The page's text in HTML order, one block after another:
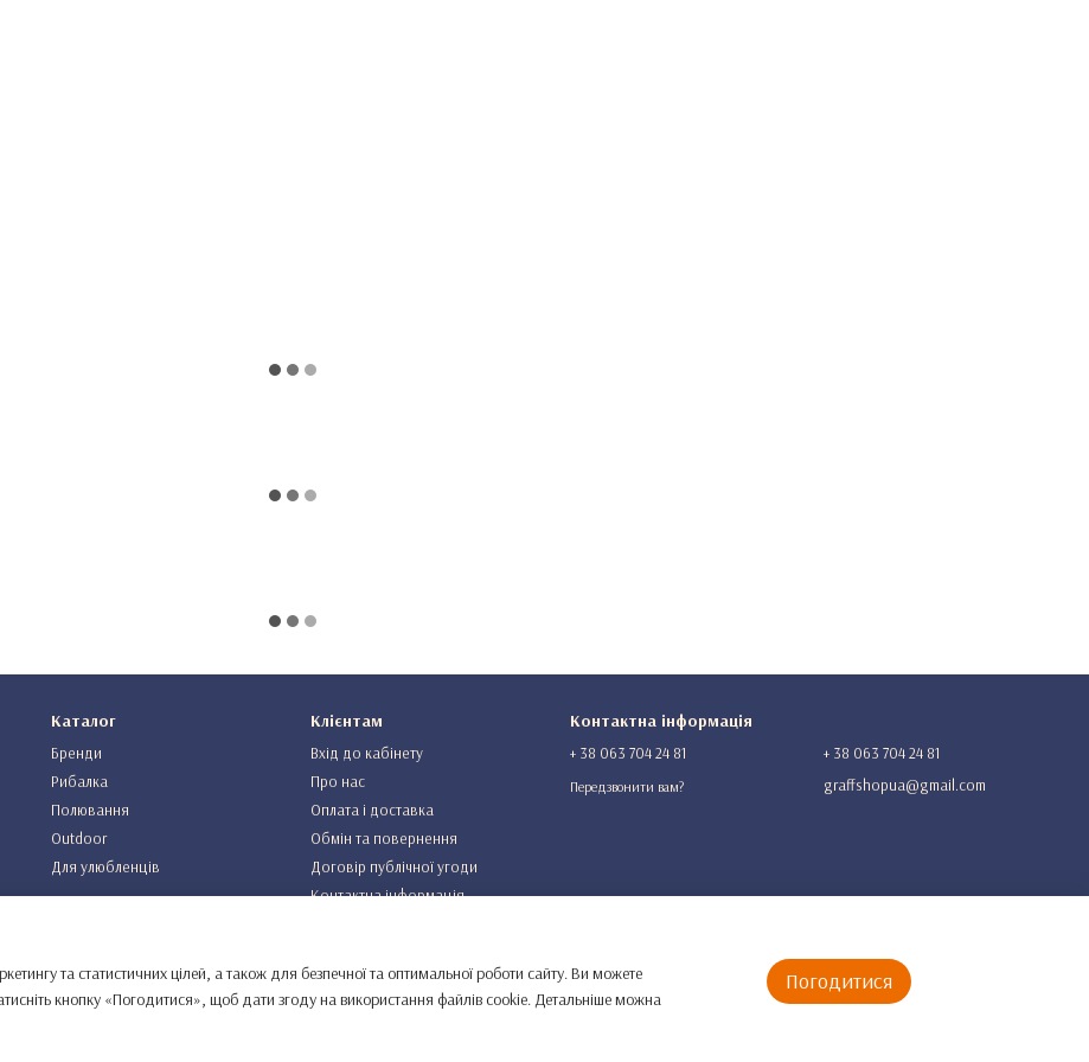
Каталог
Бренди
Рибалка
Полювання
Outdoor
Для улюбленців
Клієнтам
Вхід до кабінету
Про нас
Оплата і доставка
Обмін та повернення
Договір публічної угоди
Контактна інформація
Контактна інформація
+ 38 063 704 24 81
Передзвонити вам?
+ 38 063 704 24 81
graffshopua@gmail.com
та статистичних цілей, а також для безпечної та оптимальної роботи сайту. Ви можете
кнопку «Погодитися», щоб дати згоду на використання файлів cookie. Детальніше можна
Погодитися